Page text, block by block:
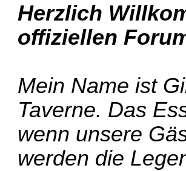
Herzlich
offiziellen
Mein Name ist
Taverne. Das
wenn unsere
werden die